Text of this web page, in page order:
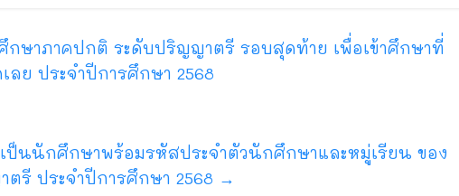
กษาภาคปกติ ระดับปริญญาตรี รอบสุดท้าย เพื่อเข้าศึกษาที่
ลย ประจำปีการศึกษา 2568
เป็นนักศึกษาพร้อมรหัสประจำตัวนักศึกษาและหมู่เรียน ของ
รี ประจำปีการศึกษา 2568 →